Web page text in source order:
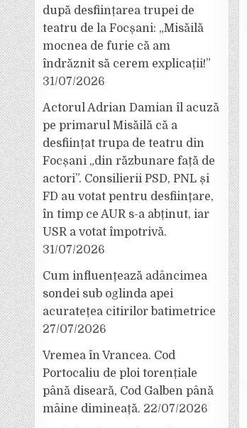
după desființarea trupei de
teatru de la Focșani: „Misăilă
mocnea de furie că am
îndrăznit să cerem explicații!”
31/07/2026
Actorul Adrian Damian îl acuză
pe primarul Misăilă că a
desființat trupa de teatru din
Focșani „din răzbunare față de
actori”. Consilierii PSD, PNL și
FD au votat pentru desființare,
în timp ce AUR s-a abținut, iar
USR a votat împotrivă.
31/07/2026
Cum influențează adâncimea
sondei sub oglinda apei
acuratețea citirilor batimetrice
27/07/2026
Vremea în Vrancea. Cod
Portocaliu de ploi torențiale
până diseară, Cod Galben până
mâine dimineață. 22/07/2026